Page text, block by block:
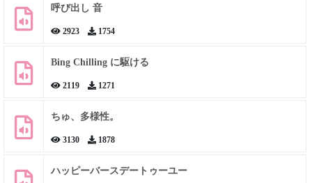
呼び出し 音
2923 1754
Bing Chilling に駆ける
2119 1271
ちゅ、多様性。
3130 1878
ハッピーバースデートゥーユー